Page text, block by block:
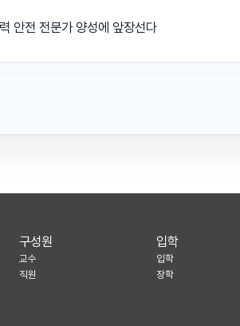
안전 전문가 양성에 앞장선다
구성원
교수
직원
입학
입학
장학